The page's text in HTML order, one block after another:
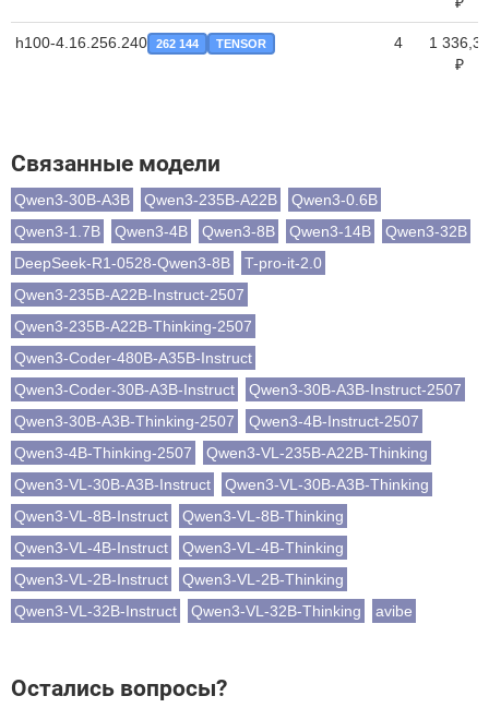
h100-4.16.256.240 262 144 TENSOR 4
1 336,34
₽
Связанные модели
Qwen3-30B-A3B Qwen3-235B-A22B
Qwen3-0.6B
Qwen3-1.7B
Qwen3-4B Qwen3-8B Qwen3-14B
Qwen3-32B
DeepSeek-R1-0528-Qwen3-8B
T-pro-it-2.0
Qwen3-235B-A22B-Instruct-2507
Qwen3-235B-A22B-Thinking-2507
Qwen3-Coder-480B-A35B-Instruct
Qwen3-Coder-30B-A3B-Instruct
Qwen3-30B-A3B-Instruct-2507
Qwen3-30B-A3B-Thinking-2507
Qwen3-4B-Instruct-2507
Qwen3-4B-Thinking-2507
Qwen3-VL-235B-A22B-Thinking
Qwen3-VL-30B-A3B-Instruct
Qwen3-VL-30B-A3B-Thinking
Qwen3-VL-8B-Instruct
Qwen3-VL-8B-Thinking
Qwen3-VL-4B-Instruct
Qwen3-VL-4B-Thinking
Qwen3-VL-2B-Instruct
Qwen3-VL-2B-Thinking
Qwen3-VL-32B-Instruct
Qwen3-VL-32B-Thinking avibe
Остались вопросы?